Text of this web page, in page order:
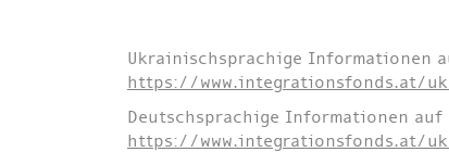
Ukrainischsprachige Informationen
https://www.integrationsfonds.at/
Deutschsprachige Informationen auf
https://www.integrationsfonds.at/